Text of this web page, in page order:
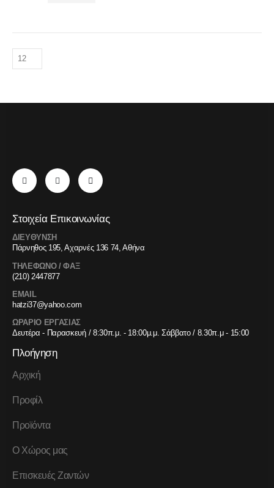
Στοιχεία Επικοινωνίας
ΔΙΕΥΘΥΝΣΗ
Πάρνηθος 195, Αχαρνές 136 74, Αθήνα
ΤΗΛΕΦΩΝΟ / ΦΑΞ
(210) 2447877
EMAIL
hatzi37@yahoo.com
ΩΡΑΡΙΟ ΕΡΓΑΣΙΑΣ
Δευτέρα - Παρασκευή / 8:30π.μ. - 18:00μ.μ. Σάββατο / 8.30π.μ - 15:00
Πλοήγηση
Αρχική
Προφίλ
Προϊόντα
Ο Χώρος μας
Επισκευές Ζαντών